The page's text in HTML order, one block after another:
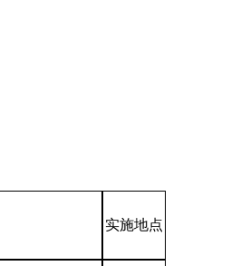
实施地点